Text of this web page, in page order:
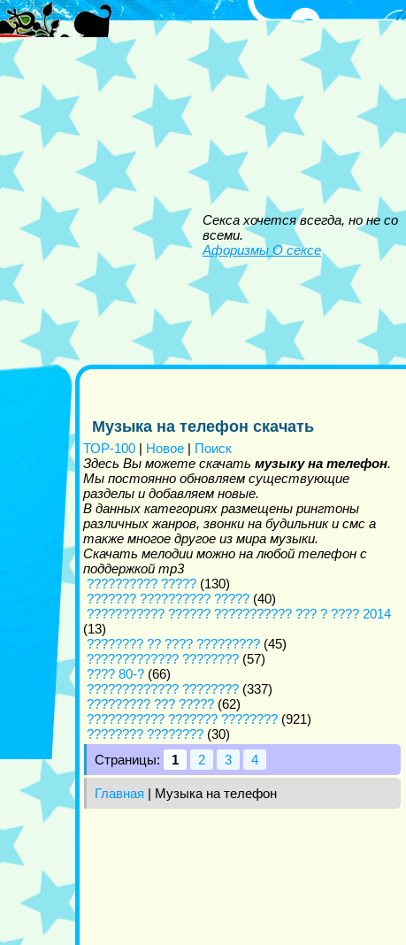
Секса хочется всегда, но не со
всеми.
Афоризмы О сексе
Музыка на телефон скачать
ТОР-100 | Новое | Поиск
Здесь Вы можете скачать музыку на телефон.
Мы постоянно обновляем существующие
разделы и добавляем новые.
В данных категориях размещены рингтоны
различных жанров, звонки на будильник и смс а
также многое другое из мира музыки.
Скачать мелодии можно на любой телефон с
поддержкой mp3
?????????? ????? (130)
??????? ?????????? ????? (40)
??????????? ?????? ??????????? ??? ? ???? 2014
(13)
???????? ?? ???? ????????? (45)
????????????? ???????? (57)
???? 80-? (66)
????????????? ???????? (337)
????????? ??? ????? (62)
??????????? ??????? ???????? (921)
???????? ???????? (30)
Страницы:
1 2 3 4
Главная | Музыка на телефон